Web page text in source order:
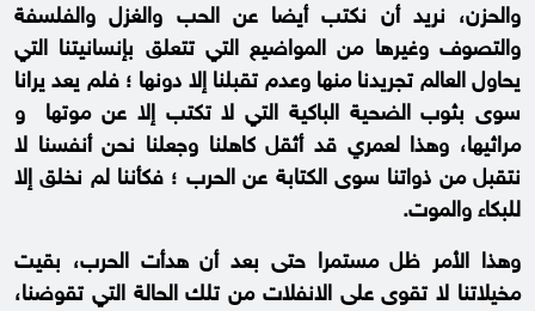
والحزن، نريد أن نكتب أيضا عن الحب والغزل والفلسفة
والتصوف وغيرها من المواضيع التي تتعلق بإنسانيتنا التي
يحاول العالم تجريدنا منها وعدم تقبلنا إلا دونها ؛ فلم يعد يرانا
سوى بثوب الضحية الباكية التي لا تكتب إلا عن موتها و
مراثيها، وهذا لعمري قد أثقل كاهلنا وجعلنا نحن أنفسنا لا
نتقبل من ذواتنا سوى الكتابة عن الحرب ؛ فكأننا لم نخلق إلا
للبكاء والموت.
وهذا الأمر ظل مستمرا حتى بعد أن هدأت الحرب، بقيت
مخيلاتنا لا تقوى على الانفلات من تلك الحالة التي تقوضنا،